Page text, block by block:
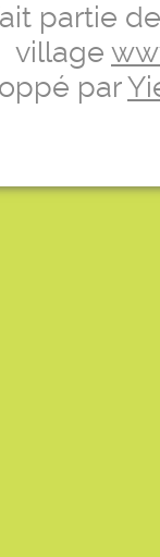
partie
village
par